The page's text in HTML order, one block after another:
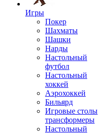
Игры
Покер
Шахматы
Шашки
Нарды
Настольный
футбол
Настольный
хоккей
Аэрохоккей
Бильярд
Игровые столы
трансформеры
Настольный